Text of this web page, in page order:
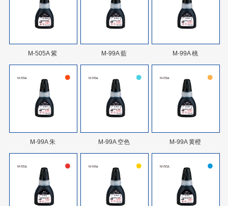
M-505A 紫 M-99A 藍 M-99A 桃
M-99A 朱 M-99A 空色 M-99A 黄橙